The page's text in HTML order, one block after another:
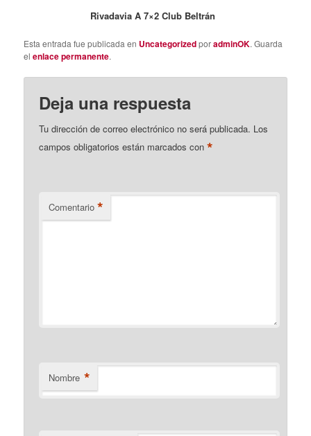
Rivadavia A 7×2 Club Beltrán
Esta entrada fue publicada en UncategorizedporadminOK. Guarda
elenlace permanente.
Deja una respuesta
Tu dirección de correo electrónico no será publicada. Los
campos obligatorios están marcados con*
Comentario *
Nombre *